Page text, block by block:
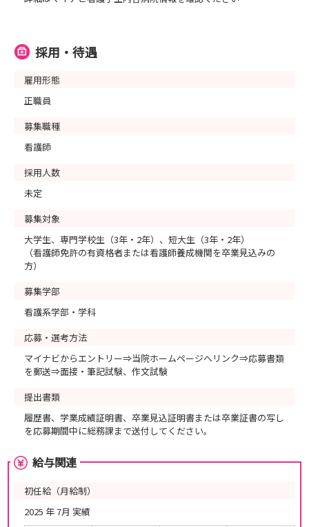
採用・待遇
雇用形態
正職員
募集職種
看護師
採用人数
未定
募集対象
大学生、専門学校生（3年・2年）、短大生（3年・2年）
（看護師免許の有資格者または看護師養成機関を卒業見込みの
方）
募集学部
看護系学部・学科
応募・選考方法
マイナビからエントリー⇒当院ホームページへリンク⇒応募書類
を郵送⇒面接・筆記試験、作文試験
提出書類
履歴書、学業成績証明書、卒業見込証明書または卒業証書の写し
を応募期間中に総務課まで送付してください。
給与関連
初任給（月給制）
2025 年 7月 実績